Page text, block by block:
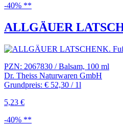
-40% **
ALLGÄUER
PZN: 2067830 / Balsam, 100 ml
Dr. Theiss Naturwaren GmbH
Grundpreis: € 52,30 / 1l
5,23 €
-40% **